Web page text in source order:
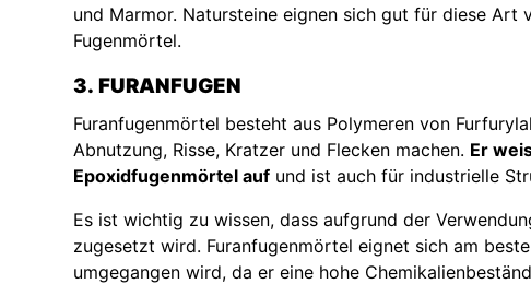
und Marmor. Natursteine eignen sich gut für diese Art
Fugenmörtel.
3. FURANFUGEN
Furanfugenmörtel besteht aus Polymeren von
Abnutzung, Risse, Kratzer und Flecken machen. Er
Epoxidfugenmörtel auf und ist auch für industrielle
Es ist wichtig zu wissen, dass aufgrund der
zugesetzt wird. Furanfugenmörtel eignet sich am
umgegangen wird, da er eine hohe